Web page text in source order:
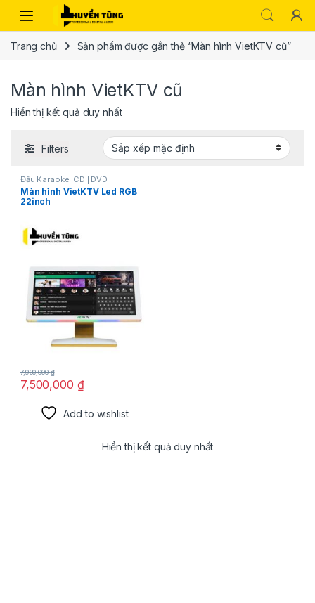
Trang chủ Sản phẩm được gắn thẻ “Màn hình VietKTV cũ”
Màn hình VietKTV cũ
Hiển thị kết quả duy nhất
Filters
Đầu Karaoke| CD | DVD
Màn hình VietKTV Led RGB
22inch
7,500,000 ₫
7,900,000₫
Add to wishlist
Hiển thị kết quả duy nhất